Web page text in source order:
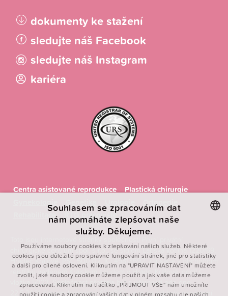
dokumenty ke stažení
sledujte náš Facebook
sledujte náš Instagram
kariéra
Centra asistované reprodukce
Plastická chirurgie
Ortopedie
Rehabilitace
RTG pracoviště
Toto jsou internetové stránky společnosti První privátní
chirurgické centrum spol. s r.o., se sídlem Labská kotlina 1220/69,
Hradec Králové, PSČ 500 02, IČ: 49813692, zapsané v obchodním
rejstříku vedeném Krajským soudem v Hradci Králové, oddíl C,
vložka 5023. Společnost přestala být s účinností ode dne
22.5.2021 členem koncernu SYNBIOL, a to na základě oznámení
ENGLISH
POLISH
FRENCH
Souhlasem se zpracováním dat
nám pomáháte zlepšovat naše
služby. Děkujeme.
Používáme soubory cookies k zlepšování našich služeb. Některé
cookies jsou důležité pro správné fungování stránek, jiné pro statistiky
a další pro cílené oslovení. Kliknutím na "UPRAVIT NASTAVENÍ" můžete
zvolit, jaké soubory cookie můžeme použít a jak vaše data můžeme
zpracovávat. Kliknutím na tlačítko „PŘIJMOUT VŠE“ nám umožníte
použití cookie a zpracování vašich dat v plném rozsahu dle našich